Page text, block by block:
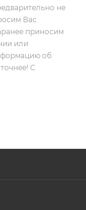
не
Вас
приносим
или
об
С